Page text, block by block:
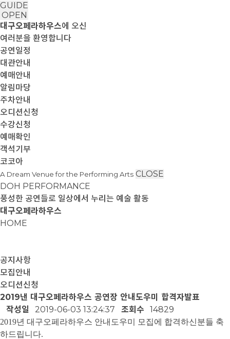
GUIDE
OPEN
대구오페라하우스에 오신
여러분을 환영합니다
공연일정
대관안내
예매안내
알림마당
주차안내
오디션신청
수강신청
예매확인
객석기부
코코아
A Dream Venue for the Performing Arts CLOSE
DOH PERFORMANCE
풍성한 공연들로 일상에서 누리는 예술 활동
대구오페라하우스
HOME
공지사항
모집안내
오디션신청
2019낸 대구오페라하우스 공연장 안내도우미 합격자발표
작성일
2019-06-03 13:24:37 조회수 14829
2019년 대구오페라하우스 안내도우미 모집에 합격하신분들 축
하드립니다.